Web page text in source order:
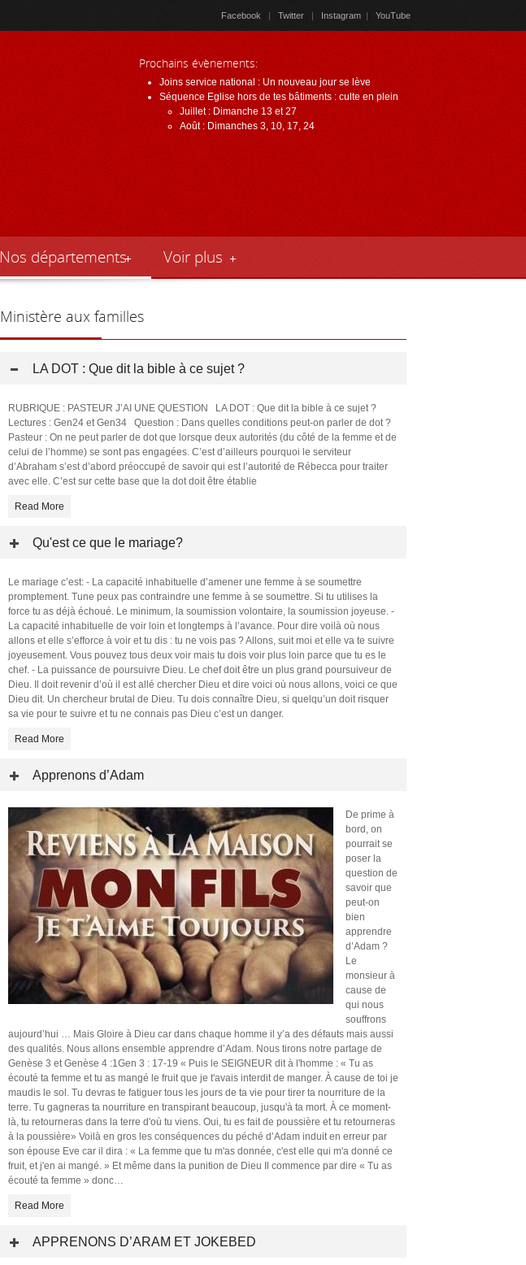
Facebook | Twitter | Instagram | YouTube
Prochains évènements:
Joins service national : Un nouveau jour se lève
Séquence Eglise hors de tes bâtiments : culte en plein
Juillet : Dimanche 13 et 27
Août : Dimanches 3, 10, 17, 24
Nos départements Voir plus
Ministère aux familles
LA DOT : Que dit la bible à ce sujet ?
RUBRIQUE : PASTEUR J’AI UNE QUESTION LA DOT : Que dit la bible à ce sujet ?
Lectures : Gen24 et Gen34 Question : Dans quelles conditions peut-on parler de dot ?
Pasteur : On ne peut parler de dot que lorsque deux autorités (du côté de la femme et de
celui de l’homme) se sont pas engagées. C’est d’ailleurs pourquoi le serviteur
d’Abraham s’est d’abord préoccupé de savoir qui est l’autorité de Rébecca pour traiter
avec elle. C’est sur cette base que la dot doit être établie
Read More
Qu'est ce que le mariage?
Le mariage c’est: - La capacité inhabituelle d’amener une femme à se soumettre
promptement. Tune peux pas contraindre une femme à se soumettre. Si tu utilises la
force tu as déjà échoué. Le minimum, la soumission volontaire, la soumission joyeuse. -
La capacité inhabituelle de voir loin et longtemps à l’avance. Pour dire voilà où nous
allons et elle s’efforce à voir et tu dis : tu ne vois pas ? Allons, suit moi et elle va te suivre
joyeusement. Vous pouvez tous deux voir mais tu dois voir plus loin parce que tu es le
chef. - La puissance de poursuivre Dieu. Le chef doit être un plus grand poursuiveur de
Dieu. Il doit revenir d’où il est allé chercher Dieu et dire voici où nous allons, voici ce que
Dieu dit. Un chercheur brutal de Dieu. Tu dois connaître Dieu, si quelqu’un doit risquer
sa vie pour te suivre et tu ne connais pas Dieu c’est un danger.
Read More
Apprenons d’Adam
De prime à
bord, on
pourrait se
poser la
question de
savoir que
peut-on
bien
apprendre
d’Adam ?
Le
monsieur à
cause de
qui nous
souffrons
aujourd’hui … Mais Gloire à Dieu car dans chaque homme il y’a des défauts mais aussi
des qualités. Nous allons ensemble apprendre d’Adam. Nous tirons notre partage de
Genèse 3 et Genèse 4 :1Gen 3 : 17-19 « Puis le SEIGNEUR dit à l'homme : « Tu as
écouté ta femme et tu as mangé le fruit que je t'avais interdit de manger. À cause de toi je
maudis le sol. Tu devras te fatiguer tous les jours de ta vie pour tirer ta nourriture de la
terre. Tu gagneras ta nourriture en transpirant beaucoup, jusqu'à ta mort. À ce moment-
là, tu retourneras dans la terre d'où tu viens. Oui, tu es fait de poussière et tu retourneras
à la poussière» Voilà en gros les conséquences du péché d’Adam induit en erreur par
son épouse Eve car il dira : « La femme que tu m'as donnée, c'est elle qui m'a donné ce
fruit, et j'en ai mangé. » Et même dans la punition de Dieu Il commence par dire « Tu as
écouté ta femme » donc…
Read More
APPRENONS D’ARAM ET JOKEBED